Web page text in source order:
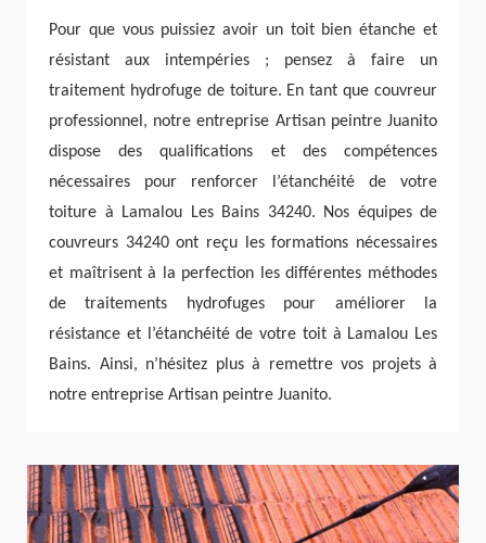
Pour que vous puissiez avoir un toit bien étanche et
résistant aux intempéries ; pensez à faire un
traitement hydrofuge de toiture. En tant que couvreur
professionnel, notre entreprise Artisan peintre Juanito
dispose des qualifications et des compétences
nécessaires pour renforcer l’étanchéité de votre
toiture à Lamalou Les Bains 34240. Nos équipes de
couvreurs 34240 ont reçu les formations nécessaires
et maîtrisent à la perfection les différentes méthodes
de traitements hydrofuges pour améliorer la
résistance et l’étanchéité de votre toit à Lamalou Les
Bains. Ainsi, n’hésitez plus à remettre vos projets à
notre entreprise Artisan peintre Juanito.